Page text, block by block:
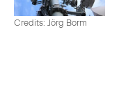
Credits: Jörg Borm